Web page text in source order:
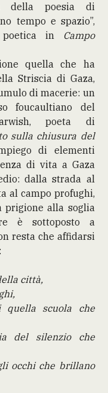
della poesia di
tempo e spazio”,
poetica in
Campo
quella che ha
Striscia di Gaza,
di macerie: un
foucaultiano del
poeta di
sulla chiusura del
di elementi
di vita a Gaza
dalla strada al
al campo profughi,
prigione alla soglia
è sottoposto a
resta che affidarsi
città,
quella scuola che
del silenzio che
occhi che brillano